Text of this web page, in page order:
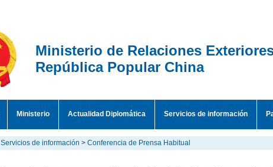
Ministerio de Relaciones
República Popular China
Ministerio Actualidad Diplomática Servicios de información
Servicios de información > Conferencia de Prensa Habitual